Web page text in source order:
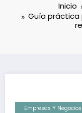
Inicio
Guía práctica
Empresas Y Negocios